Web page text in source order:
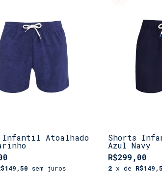
Infantil Atoalhado
sem juros
Shorts
Azul Navy
R$299,00
2 x de